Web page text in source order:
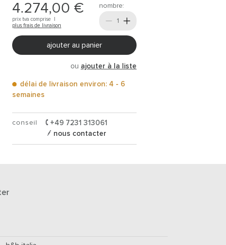
4.274,00 €
prix tva comprise |
plus frais de livraison
nombre:
ajouter au panier
ou ajouter à la liste
délai de livraison environ: 4 - 6
semaines
conseil
+49 7231 313061
nous contacter